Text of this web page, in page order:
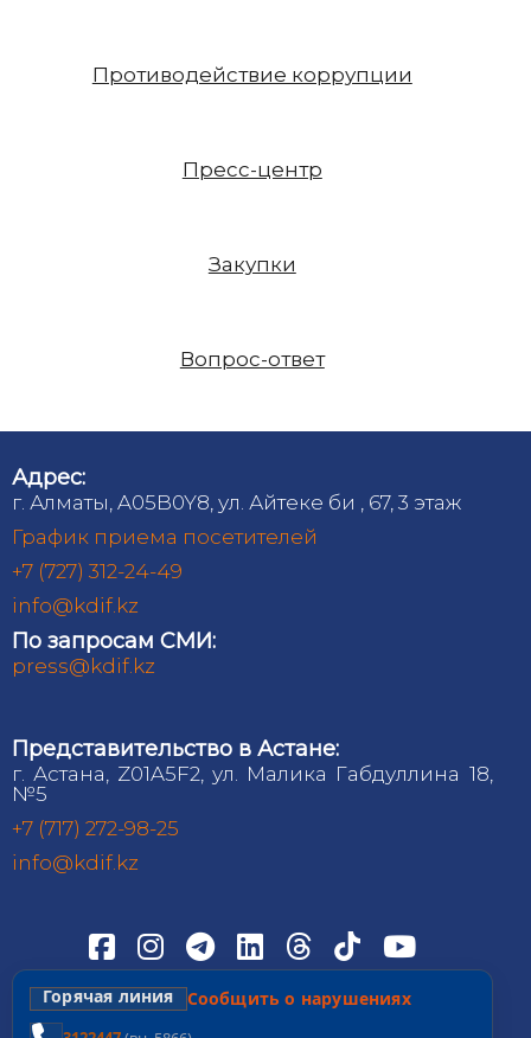
Противодействие коррупции
Пресс-центр
Закупки
Вопрос-ответ
Адрес:
г. Алматы, A05B0Y8, ул. Айтеке би , 67, 3 этаж
График приема посетителей
+7 (727) 312-24-49
info@kdif.kz
По запросам СМИ:
press@kdif.kz
Представительство в Астане:
г. Астана, Z01A5F2, ул. Малика Габдуллина 18,
№5
+7 (717) 272-98-25
info@kdif.kz
Горячая линия Сообщить о нарушениях